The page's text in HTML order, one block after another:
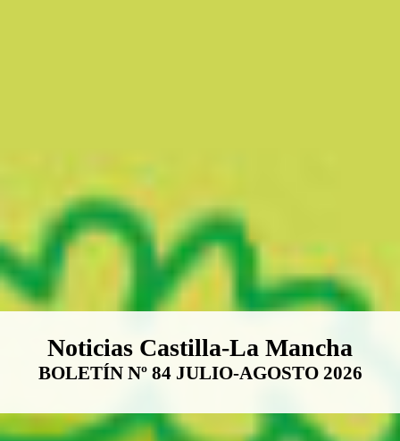
Boletín Noticias Castilla-La
Noticias Castilla-La Mancha
BOLETÍN Nº 84 JULIO-AGOSTO 2026